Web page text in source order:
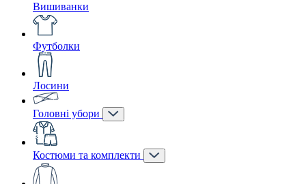
Вишиванки
Футболки
Лосини
Головні убори
Костюми та комплекти